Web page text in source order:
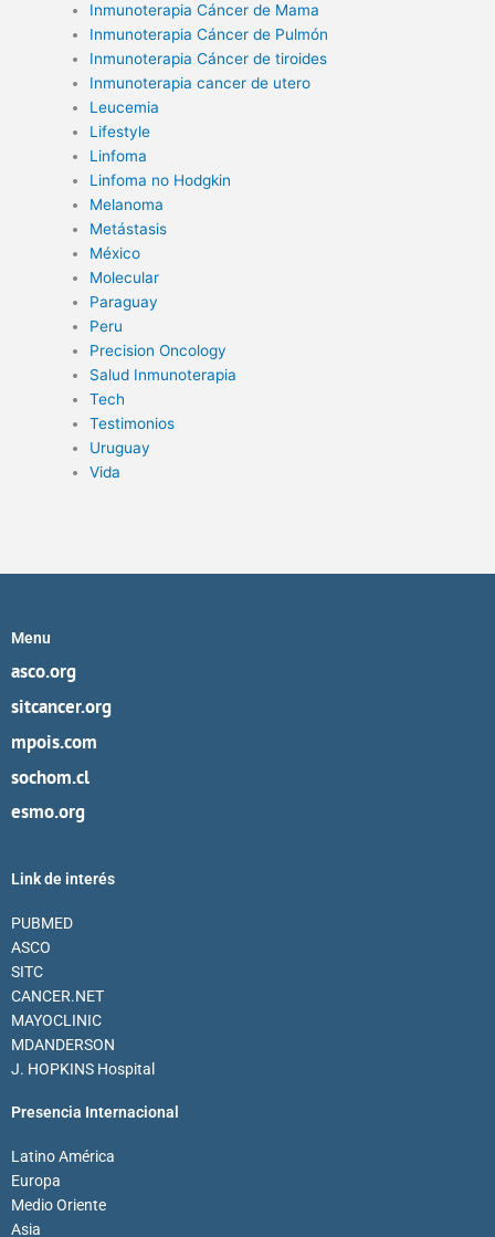
Inmunoterapia Cáncer de Mama
Inmunoterapia Cáncer de Pulmón
Inmunoterapia Cáncer de tiroides
Inmunoterapia cancer de utero
Leucemia
Lifestyle
Linfoma
Linfoma no Hodgkin
Melanoma
Metástasis
México
Molecular
Paraguay
Peru
Precision Oncology
Salud Inmunoterapia
Tech
Testimonios
Uruguay
Vida
Menu
asco.org
sitcancer.org
mpois.com
sochom.cl
esmo.org
Link de interés
PUBMED
ASCO
SITC
CANCER.NET
MAYOCLINIC
MDANDERSON
J. HOPKINS Hospital
Presencia Internacional
Latino América
Europa
Medio Oriente
Asia